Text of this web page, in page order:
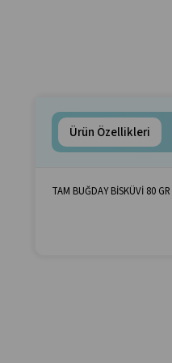
Ürün Özellikleri
TAM BUĞDAY BİSKÜVİ 80 GR